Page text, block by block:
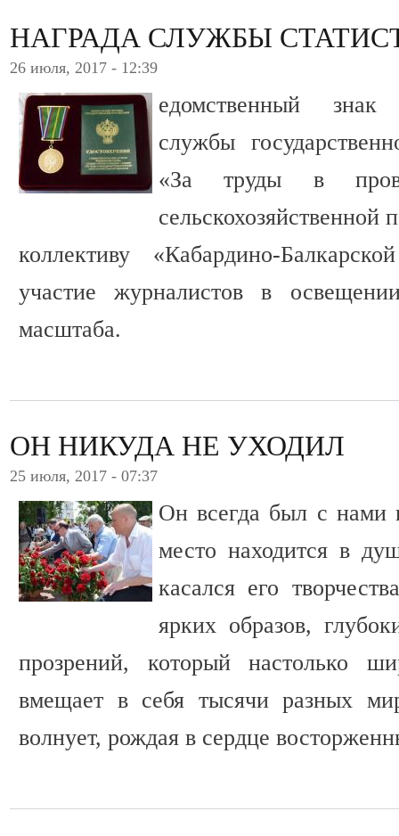
НАГРАДА СЛУЖБЫ
26 июля, 2017 - 12:39
едомственный
службы
«За труды в
сельскохозяйственной
коллективу «Кабардино-
участие журналистов в
масштаба.
ОН НИКУДА НЕ УХОДИЛ
25 июля, 2017 - 07:37
Он всегда был с нами
место находится в
касался его
ярких образов,
прозрений, который настолько
вмещает в себя тысячи разных
волнует, рождая в сердце